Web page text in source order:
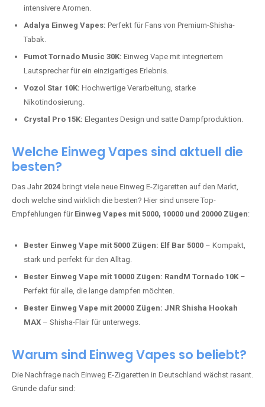
intensivere Aromen.
Adalya Einweg Vapes: Perfekt für Fans von Premium-Shisha-
Tabak.
Fumot Tornado Music 30K: Einweg Vape mit integriertem
Lautsprecher für ein einzigartiges Erlebnis.
Vozol Star 10K: Hochwertige Verarbeitung, starke
Nikotindosierung.
Crystal Pro 15K: Elegantes Design und satte Dampfproduktion.
Welche Einweg Vapes sind aktuell die
besten?
Das Jahr 2024 bringt viele neue Einweg E-Zigaretten auf den Markt,
doch welche sind wirklich die besten? Hier sind unsere Top-
Empfehlungen für Einweg Vapes mit 5000, 10000 und 20000 Zügen:
Bester Einweg Vape mit 5000 Zügen: Elf Bar 5000 – Kompakt,
stark und perfekt für den Alltag.
Bester Einweg Vape mit 10000 Zügen: RandM Tornado 10K –
Perfekt für alle, die lange dampfen möchten.
Bester Einweg Vape mit 20000 Zügen: JNR Shisha Hookah
MAX – Shisha-Flair für unterwegs.
Warum sind Einweg Vapes so beliebt?
Die Nachfrage nach Einweg E-Zigaretten in Deutschland wächst rasant.
Gründe dafür sind: